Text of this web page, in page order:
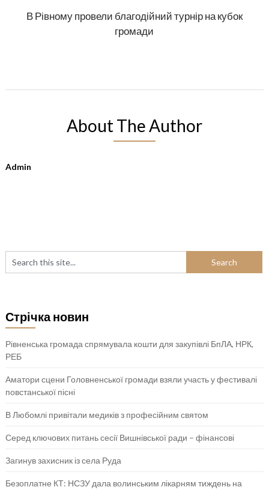
В Рівному провели благодійний турнір на кубок
громади
About The Author
Admin
Стрічка новин
Рівненська громада спрямувала кошти для закупівлі БпЛА, НРК,
РЕБ
Аматори сцени Головненської громади взяли участь у фестивалі
повстанської пісні
В Любомлі привітали медиків з професійним святом
Серед ключових питань сесії Вишнівської ради – фінансові
Загинув захисник із села Руда
Безоплатне КТ: НСЗУ дала волинським лікарням тиждень на